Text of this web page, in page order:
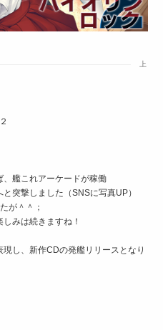
上
艦これアーケードが稼働
突撃しました（SNSに写真UP）
が＾＾；
みは続きますね！
し、新作CDの発艦リリースとなり